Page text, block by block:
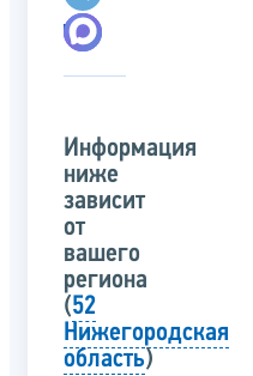
Информация
ниже
зависит
от
вашего
региона
(52
Нижегородская
область)